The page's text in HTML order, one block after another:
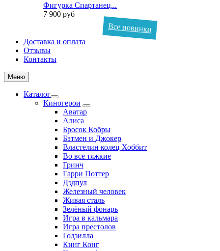
Фигурка Спартанец...
7 900 руб
Все новинки
Доставка и оплата
Отзывы
Контакты
Меню
Каталог
Киногерои
Аватар
Алиса
Бросок Кобры
Бэтмен и Джокер
Властелин колец Хоббит
Во все тяжкие
Гринч
Гарри Поттер
Дэдпул
Железный человек
Живая сталь
Зелёный фонарь
Игра в кальмара
Игра престолов
Годзилла
Кинг Конг